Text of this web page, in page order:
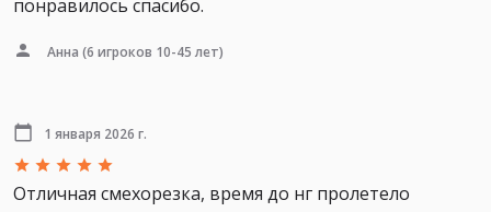
понравилось спасибо.
Анна (6 игроков 10-45 лет)
1 января 2026 г.
Отличная смехорезка, время до нг пролетело